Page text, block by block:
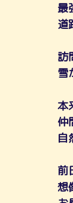
最
道
訪
雪
本
仲
自
前
想